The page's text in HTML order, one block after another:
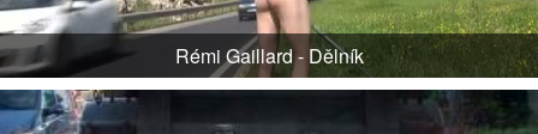
Rémi Gaillard - Dělník